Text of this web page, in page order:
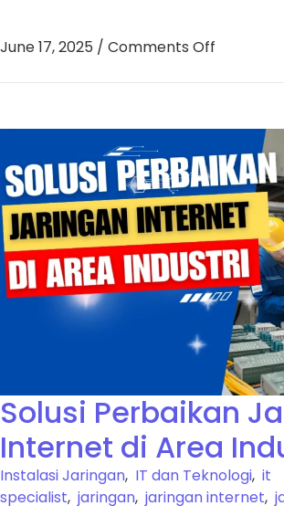
June 17, 2025 / Comments Off
Solusi Perbaikan
Internet di Area
Instalasi Jaringan, IT dan Teknologi, it
specialist, jaringan, jaringan internet,